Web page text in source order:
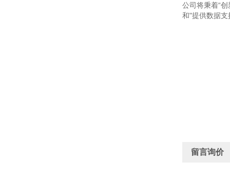
公司将秉着“
和"提供数据支
留言询价